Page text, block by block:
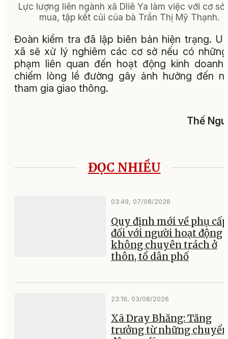
Lực lượng liên ngành xã Dliê Ya làm việc với cơ sở
mua, tập kết củi của bà Trần Thị Mỹ Thạnh.
Đoàn kiểm tra đã lập biên bản hiện trạng.
xã sẽ xử lý nghiêm các cơ sở nếu có
phạm liên quan đến hoạt động kinh
chiếm lòng lề đường gây ảnh hưởng đến
tham gia giao thông.
Thế
ĐỌC NHIỀU
03:49, 07/08/2026
Quy định mới về phụ cấp
đối với người hoạt động
không chuyên trách ở
thôn, tổ dân phố
23:19, 03/08/2026
Xã Dray Bhăng: Tăng
trưởng từ những chuyển